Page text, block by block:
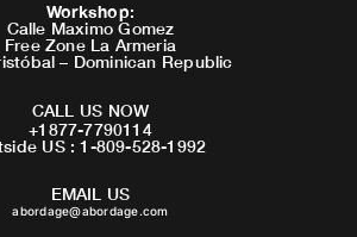
Workshop:
Calle Maximo Gomez
Free Zone La Armeria
– Dominican Republic
CALL US NOW
+1877-7790114
US : 1-809-528-1992
EMAIL US
abordage@abordage.com